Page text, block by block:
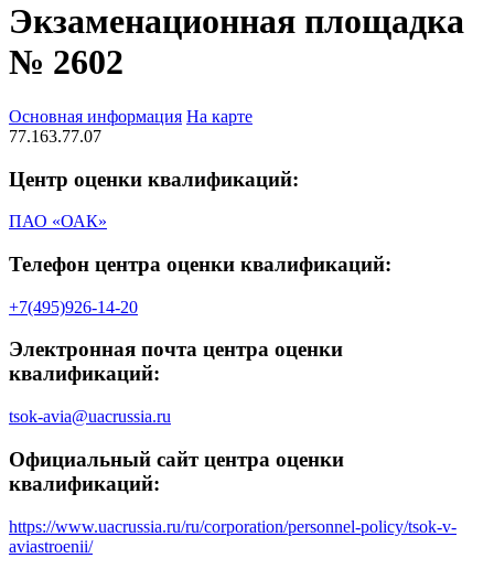
Экзаменационная площадка
№ 2602
Основная информация На карте
77.163.77.07
Центр оценки квалификаций:
ПАО «ОАК»
Телефон центра оценки квалификаций:
+7(495)926-14-20
Электронная почта центра оценки
квалификаций:
tsok-avia@uacrussia.ru
Официальный сайт центра оценки
квалификаций:
https://www.uacrussia.ru/ru/corporation/personnel-policy/tsok-v-
aviastroenii/